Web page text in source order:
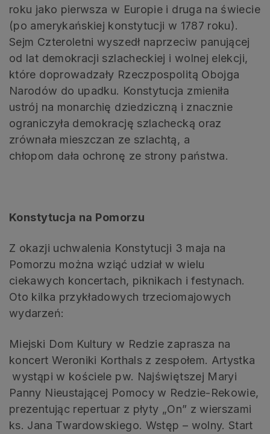
roku jako pierwsza w Europie i druga na świecie
(po amerykańskiej konstytucji w 1787 roku).
Sejm Czteroletni wyszedł naprzeciw panującej
od lat demokracji szlacheckiej i wolnej elekcji,
które doprowadzały Rzeczpospolitą Obojga
Narodów do upadku. Konstytucja zmieniła
ustrój na monarchię dziedziczną i znacznie
ograniczyła demokrację szlachecką oraz
zrównała mieszczan ze szlachtą, a
chłopom dała ochronę ze strony państwa.
Konstytucja na Pomorzu
Z okazji uchwalenia Konstytucji 3 maja na
Pomorzu można wziąć udział w wielu
ciekawych koncertach, piknikach i festynach.
Oto kilka przykładowych trzeciomajowych
wydarzeń:
Miejski Dom Kultury w Redzie zaprasza na
koncert Weroniki Korthals z zespołem. Artystka
wystąpi w kościele pw. Najświętszej Maryi
Panny Nieustającej Pomocy w Redzie-Rekowie,
prezentując repertuar z płyty „On” z wierszami
ks. Jana Twardowskiego. Wstęp – wolny. Start